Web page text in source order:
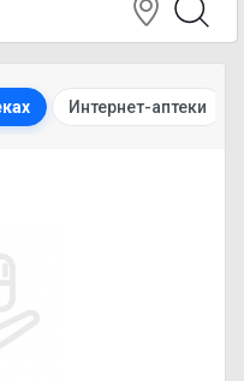
Интернет-аптеки